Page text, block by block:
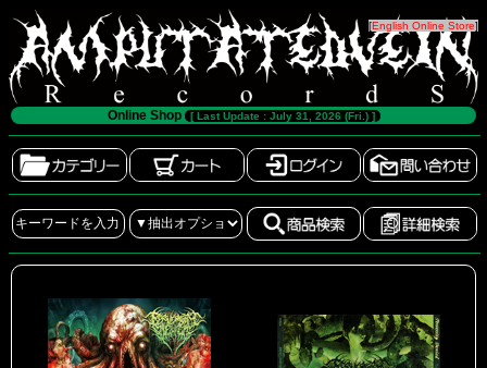
[English Online Store]
Online Shop [ Last Update : July 31, 2026 (Fri.) ]